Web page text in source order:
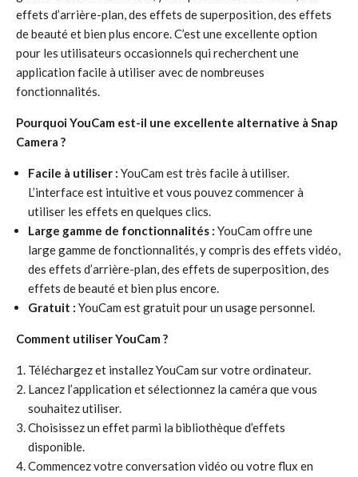
effets d’arrière-plan, des effets de superposition, des effets
de beauté et bien plus encore. C’est une excellente option
pour les utilisateurs occasionnels qui recherchent une
application facile à utiliser avec de nombreuses
fonctionnalités.
Pourquoi YouCam est-il une excellente alternative à Snap
Camera ?
Facile à utiliser : YouCam est très facile à utiliser.
L’interface est intuitive et vous pouvez commencer à
utiliser les effets en quelques clics.
Large gamme de fonctionnalités : YouCam offre une
large gamme de fonctionnalités, y compris des effets vidéo,
des effets d’arrière-plan, des effets de superposition, des
effets de beauté et bien plus encore.
Gratuit : YouCam est gratuit pour un usage personnel.
Comment utiliser YouCam ?
Téléchargez et installez YouCam sur votre ordinateur.
Lancez l’application et sélectionnez la caméra que vous
souhaitez utiliser.
Choisissez un effet parmi la bibliothèque d’effets
disponible.
Commencez votre conversation vidéo ou votre flux en